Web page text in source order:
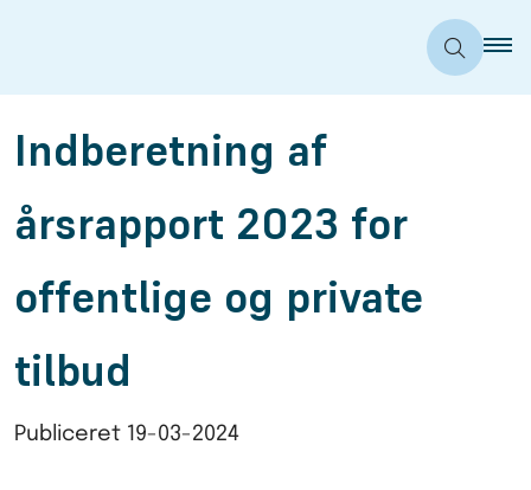
Indberetning af
årsrapport 2023 for
offentlige og private
tilbud
Publiceret 19-03-2024